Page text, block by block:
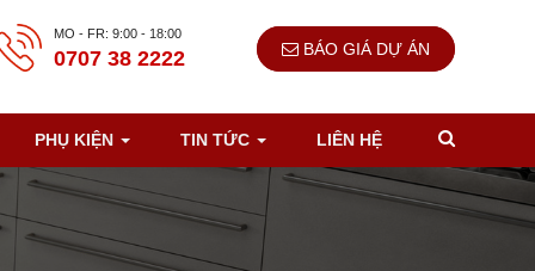
MO - FR: 9:00 - 18:00
0707 38 2222 BÁO GIÁ DỰ ÁN
PHỤ KIỆN TIN TỨC LIÊN HỆ